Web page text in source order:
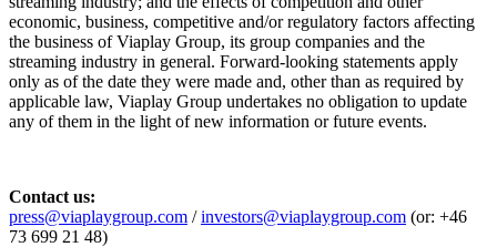
economic, business, competitive and/or regulatory factors affecting
the business of Viaplay Group, its group companies and the
streaming industry in general. Forward-looking statements apply
only as of the date they were made and, other than as required by
applicable law, Viaplay Group undertakes no obligation to update
any of them in the light of new information or future events.
Contact us:
press@viaplaygroup.com /investors@viaplaygroup.com (or: +46
73 699 21 48)